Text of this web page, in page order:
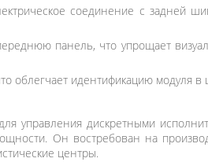
соединение с задней
панель, что упрощает
облегчает идентификацию модуля в
управления дискретными
Он востребован на
центры.